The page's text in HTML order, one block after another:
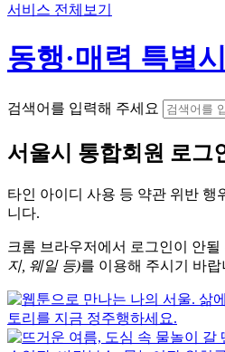
서비스 전체보기
동행·매력 특별
검색어를 입력해 주세요
서울시 통합회원 로그
타인 아이디 사용 등 약관 위반 행
니다.
크롬 브라우저에서 로그인이 안될
지, 웨일 등)를 이용해 주시기 바랍